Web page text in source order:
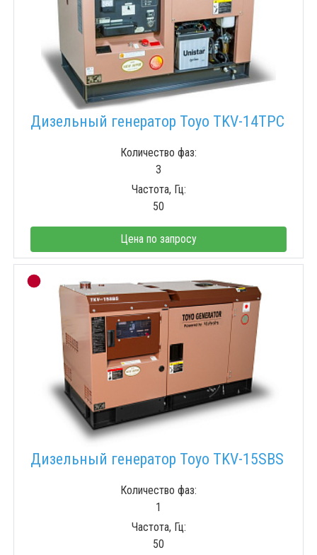
Дизельный генератор Toyo TKV-14TPC
Количество фаз:
3
Частота, Гц:
50
Цена по запросу
Дизельный генератор Toyo TKV-15SBS
Количество фаз:
1
Частота, Гц:
50